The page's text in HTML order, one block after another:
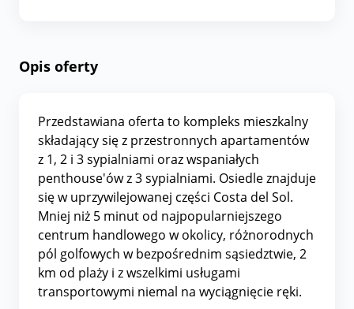
Opis oferty
Przedstawiana oferta to kompleks mieszkalny
składający się z przestronnych apartamentów
z 1, 2 i 3 sypialniami oraz wspaniałych
penthouse'ów z 3 sypialniami. Osiedle znajduje
się w uprzywilejowanej części Costa del Sol.
Mniej niż 5 minut od najpopularniejszego
centrum handlowego w okolicy, różnorodnych
pól golfowych w bezpośrednim sąsiedztwie, 2
km od plaży i z wszelkimi usługami
transportowymi niemal na wyciągnięcie ręki.